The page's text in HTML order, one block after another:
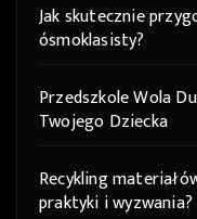
Jak skutecznie
ósmoklasisty?
Przedszkole Wola
Twojego Dziecka
Recykling
praktyki i wyzwania?